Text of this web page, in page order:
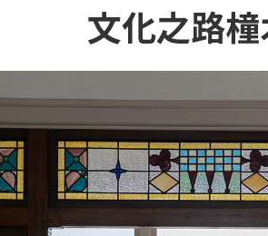
文化之路